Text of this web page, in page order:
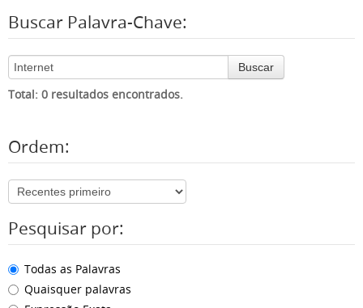
Buscar Palavra-Chave:
Buscar
Total: 0 resultados encontrados.
Ordem:
Pesquisar por:
Todas as Palavras
Quaisquer palavras